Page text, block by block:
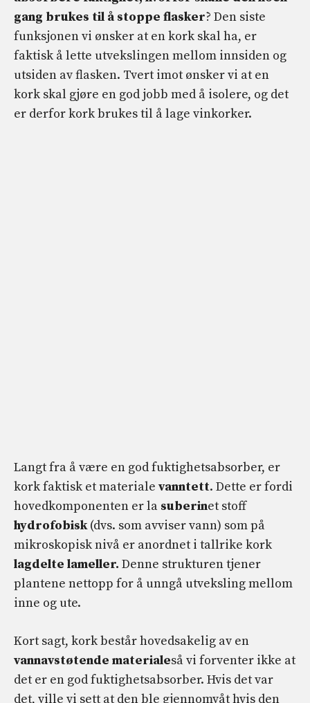
gang brukes til å stoppe flasker? Den siste
funksjonen vi ønsker at en kork skal ha, er
faktisk å lette utvekslingen mellom innsiden og
utsiden av flasken. Tvert imot ønsker vi at en
kork skal gjøre en god jobb med å isolere, og det
er derfor kork brukes til å lage vinkorker.
Langt fra å være en god fuktighetsabsorber, er
kork faktisk et materiale vanntett. Dette er fordi
hovedkomponenten er la suberinet stoff
hydrofobisk(dvs. som avviser vann) som på
mikroskopisk nivå er anordnet i tallrike kork
lagdelte lameller. Denne strukturen tjener
plantene nettopp for å unngå utveksling mellom
inne og ute.
Kort sagt, kork består hovedsakelig av en
vannavstøtende materialeså vi forventer ikke at
det er en god fuktighetsabsorber. Hvis det var
det, ville vi sett at den ble gjennomvåt hvis den